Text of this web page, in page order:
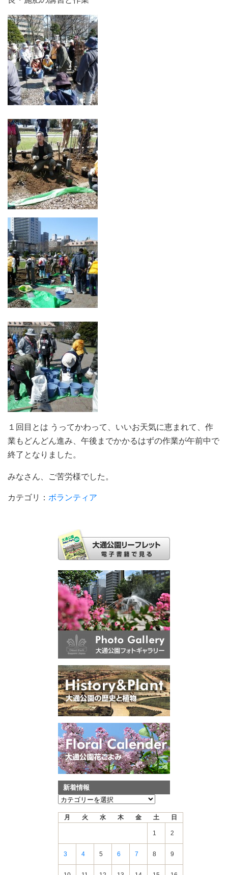
１回目とは うってかわって、いいお天気に恵まれて、作
業もどんどん進み、午後までかかるはずの作業が午前中で
終了となりました。
みなさん、ご苦労様でした。
カテゴリ： ボランティア
新着情報
新
月 火 水 木 金 土 日
1 2
3 4 5 6 7 8 9